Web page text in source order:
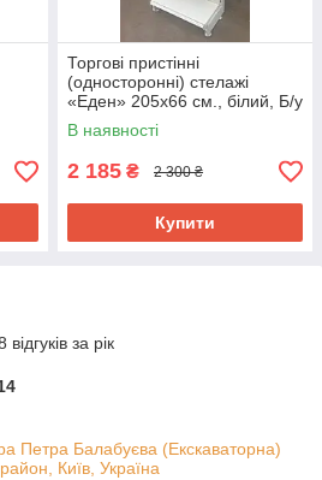
Торгові пристінні
(односторонні) стелажі
«Еден» 205х66 см., білий, Б/у
В наявності
2 185 ₴ 2 300 ₴
Купити
за рік
Петра Балабуєва (Екскаваторна)
Київ, Україна